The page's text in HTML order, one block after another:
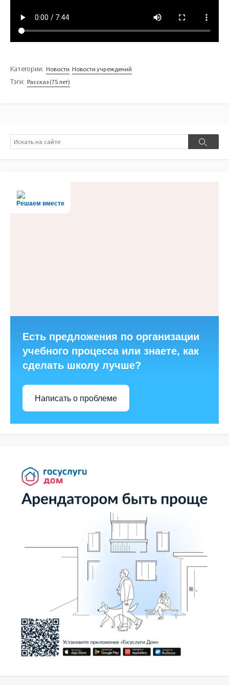
Категории: Новости Новости учреждений
Тэги: Рассказ (75 лет)
Поиск
Поиск
Решаем вместе
Есть предложения по организации
учебного процесса или знаете, как
сделать школу лучше?
Написать о проблеме